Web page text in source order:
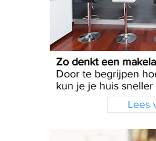
Zo denkt een
Door te begrijpen
kun je je huis sneller
Lees